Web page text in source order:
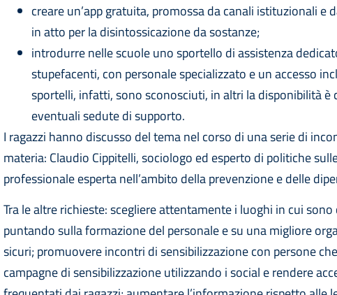
creare un’app gratuita, promossa da canali istituzionali
in atto per la disintossicazione da sostanze;
introdurre nelle scuole uno sportello di assistenza
stupefacenti, con personale specializzato e un accesso
sportelli, infatti, sono sconosciuti, in altri la disponibilità
eventuali sedute di supporto.
I ragazzi hanno discusso del tema nel corso di una serie di
materia: Claudio Cippitelli, sociologo ed esperto di politiche
professionale esperta nell’ambito della prevenzione e delle
Tra le altre richieste: scegliere attentamente i luoghi in cui
puntando sulla formazione del personale e su una migliore
sicuri; promuovere incontri di sensibilizzazione con persone
campagne di sensibilizzazione utilizzando i social e rendere